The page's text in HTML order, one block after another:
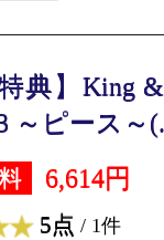
典】King
～ピース～
6,614円
5点 / 1件